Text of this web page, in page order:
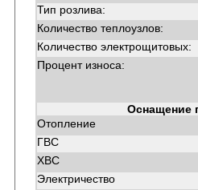
Тип розлива:
Количество теплоузлов:
Количество электрощитовых:
Процент износа:
Оснащение
Отопление
ГВС
ХВС
Электричество